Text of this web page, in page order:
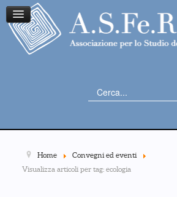
Cerca...
Home
Convegni ed eventi
Visualizza articoli per tag: ecologia